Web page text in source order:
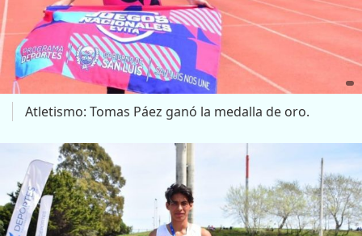
Atletismo: Tomas Páez ganó la medalla de oro.